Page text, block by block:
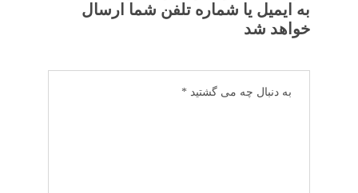
به ایمیل یا شماره تلفن شما ارسال
خواهد شد